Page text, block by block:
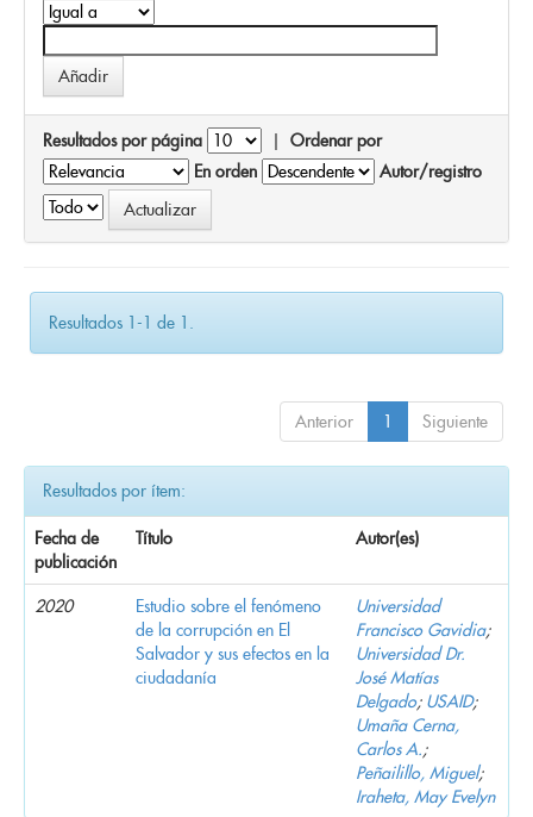
Resultados por página | Ordenar por
En orden
Autor/registro
Resultados 1-1 de 1.
Anterior 1 Siguiente
Resultados por ítem:
Fecha de
publicación
Título Autor(es)
2020
Estudio sobre el fenómeno
de la corrupción en El
Salvador y sus efectos en la
ciudadanía
Universidad
Francisco Gavidia;
Universidad Dr.
José Matías
Delgado; USAID;
Umaña Cerna,
Carlos A.;
Peñailillo, Miguel;
Iraheta, May Evelyn